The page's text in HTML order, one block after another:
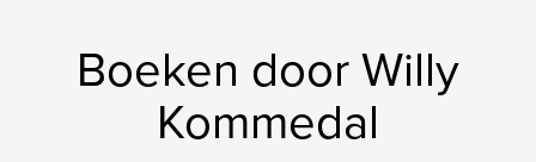
Boeken door Willy
Kommedal